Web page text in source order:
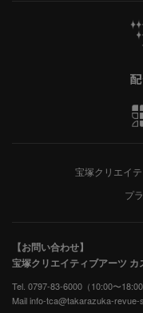
宝塚クリエイ
プ
【お問い合わせ】
宝塚クリエイティブアーツ
Tel. 0797-83-6000（10:00〜
Mail info-tca@takarazuka-revue-